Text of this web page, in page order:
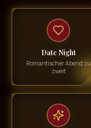
Date Night
Romantischer Abend zu
zweit